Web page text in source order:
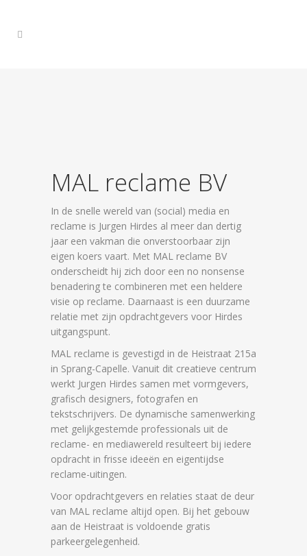
MAL reclame BV
In de snelle wereld van (social) media en
reclame is Jurgen Hirdes al meer dan dertig
jaar een vakman die onverstoorbaar zijn
eigen koers vaart. Met MAL reclame BV
onderscheidt hij zich door een no nonsense
benadering te combineren met een heldere
visie op reclame. Daarnaast is een duurzame
relatie met zijn opdrachtgevers voor Hirdes
uitgangspunt.
MAL reclame is gevestigd in de Heistraat 215a
in Sprang-Capelle. Vanuit dit creatieve centrum
werkt Jurgen Hirdes samen met vormgevers,
grafisch designers, fotografen en
tekstschrijvers. De dynamische samenwerking
met gelijkgestemde professionals uit de
reclame- en mediawereld resulteert bij iedere
opdracht in frisse ideeën en eigentijdse
reclame-uitingen.
Voor opdrachtgevers en relaties staat de deur
van MAL reclame altijd open. Bij het gebouw
aan de Heistraat is voldoende gratis
parkeergelegenheid.